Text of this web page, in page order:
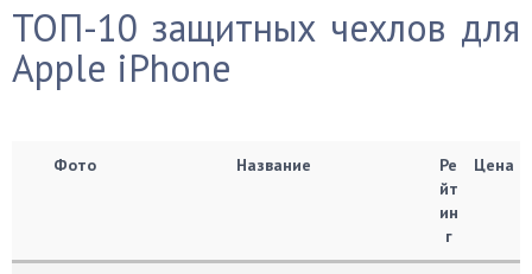
ТОП-10 защитных чехлов для
Apple iPhone
Фото Название
Ре
йт
ин
г
Цена